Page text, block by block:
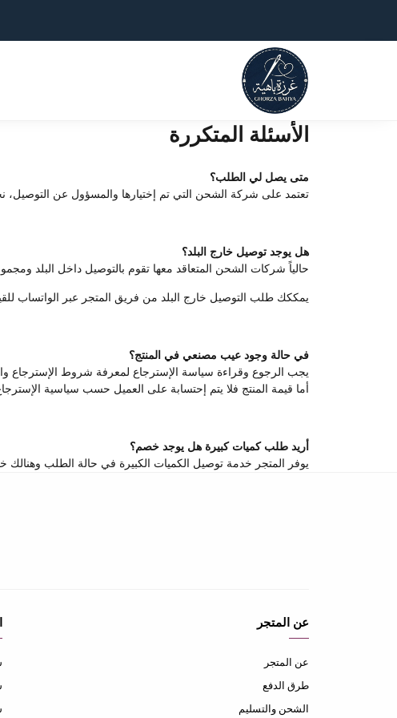
الأسئلة المتكررة
متى يصل لي الطلب؟
تعتمد على شركة الشحن التي تم إختيارها والمسؤول عن التوصيل، نحن
هل يوجد توصيل خارج البلد؟
حالياً شركات الشحن المتعاقد معها تقوم بالتوصيل داخل البلد
يمككك طلب التوصيل خارج البلد من فريق المتجر عبر الواتساب
في حالة وجود عيب مصنعي في المنتج؟
يجب الرجوع وقراءة سياسة الإسترجاع لمعرفة شروط الإسترجاع
أما قيمة المنتج فلا يتم إحتسابة على العميل حسب سياسية
أريد طلب كميات كبيرة هل يوجد خصم؟
يوفر المتجر خدمة توصيل الكميات الكبيرة في حالة الطلب وهنالك خصم يصل من 10-20٪ على بعض المنتجات يمكن التواصل المباشر معنا عبر صفحة اتصل بنا
عن المتجر
عن المتجر
طرق الدفع
الشحن والتسليم